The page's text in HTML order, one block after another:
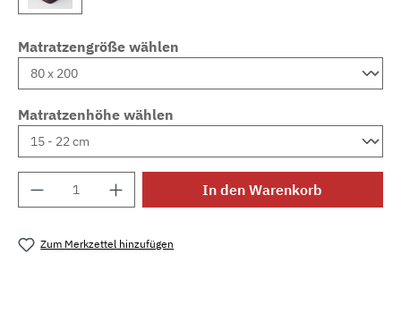
Matratzengröße wählen
Matratzenhöhe wählen
Produkt Anzahl: Gib den gewünschten
In den Warenkorb
Zum Merkzettel hinzufügen